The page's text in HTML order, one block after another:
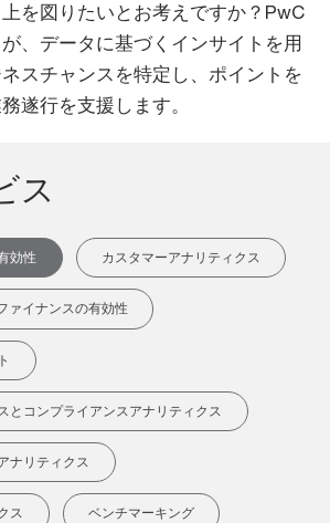
を図りたいとお考えですか？PwC
、データに基づくインサイトを用
スチャンスを特定し、ポイントを
遂行を支援します。
ス
効性 カスタマーアナリティクス
ァイナンスの有効性
とコンプライアンスアナリティクス
ナリティクス
ス ベンチマーキング